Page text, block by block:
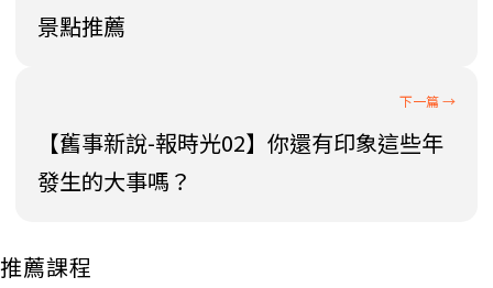
景點推薦
【舊事新說-報時光02】你還有印象這些年
發生的大事嗎？
推薦課程